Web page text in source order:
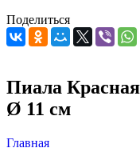
Поделиться
Пиала
Ø 11 см
Главная